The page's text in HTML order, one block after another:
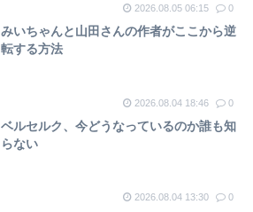
2026.08.05 06:15 0
みいちゃんと山田さんの作者がここから逆
転する方法
2026.08.04 18:46 0
ベルセルク、今どうなっているのか誰も知
らない
2026.08.04 13:30 0